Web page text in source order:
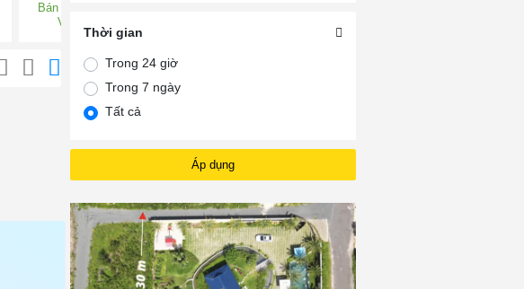
Bán Chung Cư Ở
Vũng Tàu
Thời gian
Trong 24 giờ
Trong 7 ngày
Tất cả
Áp dụng